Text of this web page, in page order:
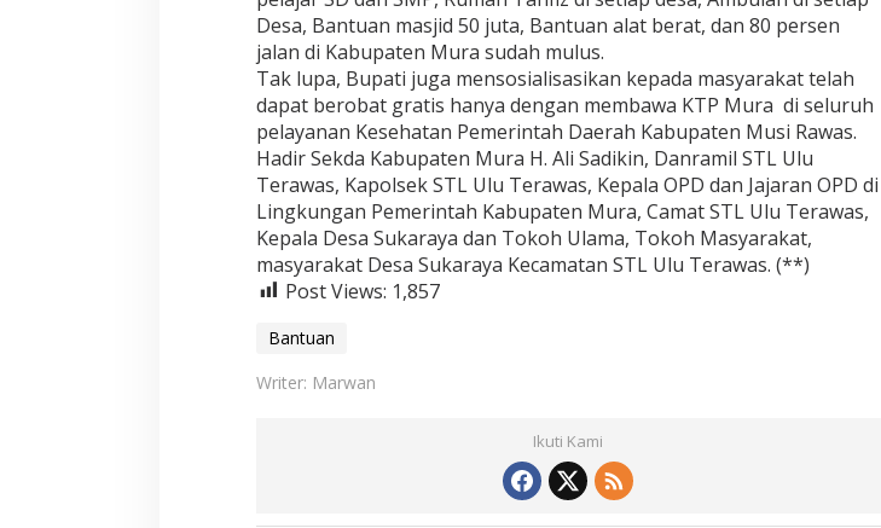
Desa, Bantuan masjid 50 juta, Bantuan alat berat, dan 80 persen
jalan di Kabupaten Mura sudah mulus.
Tak lupa, Bupati juga mensosialisasikan kepada masyarakat telah
dapat berobat gratis hanya dengan membawa KTP Mura di seluruh
pelayanan Kesehatan Pemerintah Daerah Kabupaten Musi Rawas.
Hadir Sekda Kabupaten Mura H. Ali Sadikin, Danramil STL Ulu
Terawas, Kapolsek STL Ulu Terawas, Kepala OPD dan Jajaran OPD di
Lingkungan Pemerintah Kabupaten Mura, Camat STL Ulu Terawas,
Kepala Desa Sukaraya dan Tokoh Ulama, Tokoh Masyarakat,
masyarakat Desa Sukaraya Kecamatan STL Ulu Terawas. (**)
Post Views: 1,857
Bantuan
Writer: Marwan
Ikuti Kami